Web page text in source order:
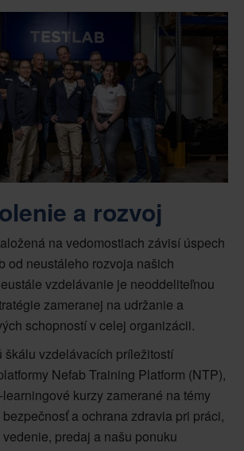
a rozvoj
na vedomostiach závisí úspech
od neustáleho rozvoja našich
vzdelávanie je neoddeliteľnou
zameranej na udržanie a
schopností v celej organizácii.
škálu vzdelávacích príležitostí
Nefab Training Platform (NTP),
kurzy zamerané na témy
a ochrana zdravia pri práci,
predaj a našu ponuku